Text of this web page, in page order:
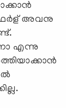
ഫര്‍ള് അവനു
എന്നു